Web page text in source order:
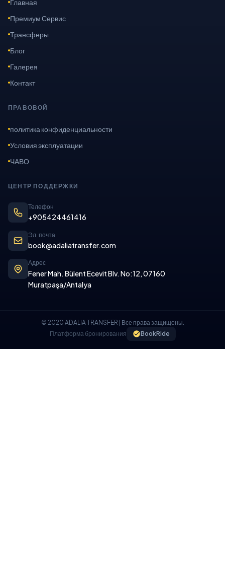
Главная
Премиум Сервис
Трансферы
Блог
Галерея
Контакт
ПРАВОВОЙ
политика конфиденциальности
Условия эксплуатации
ЧАВО
ЦЕНТР ПОДДЕРЖКИ
Телефон
+905424461416
Эл. почта
book@adaliatransfer.com
Адрес
Fener Mah. Bülent Ecevit Blv. No:12, 07160
Muratpaşa/Antalya
© 2020 ADALIA TRANSFER | Все права защищены.
Платформа бронирования
BookRide